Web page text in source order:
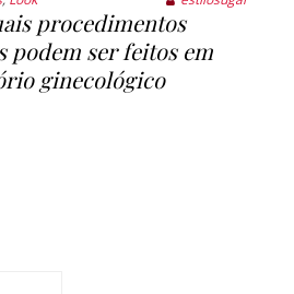
procedimentos
podem ser feitos em
ginecológico